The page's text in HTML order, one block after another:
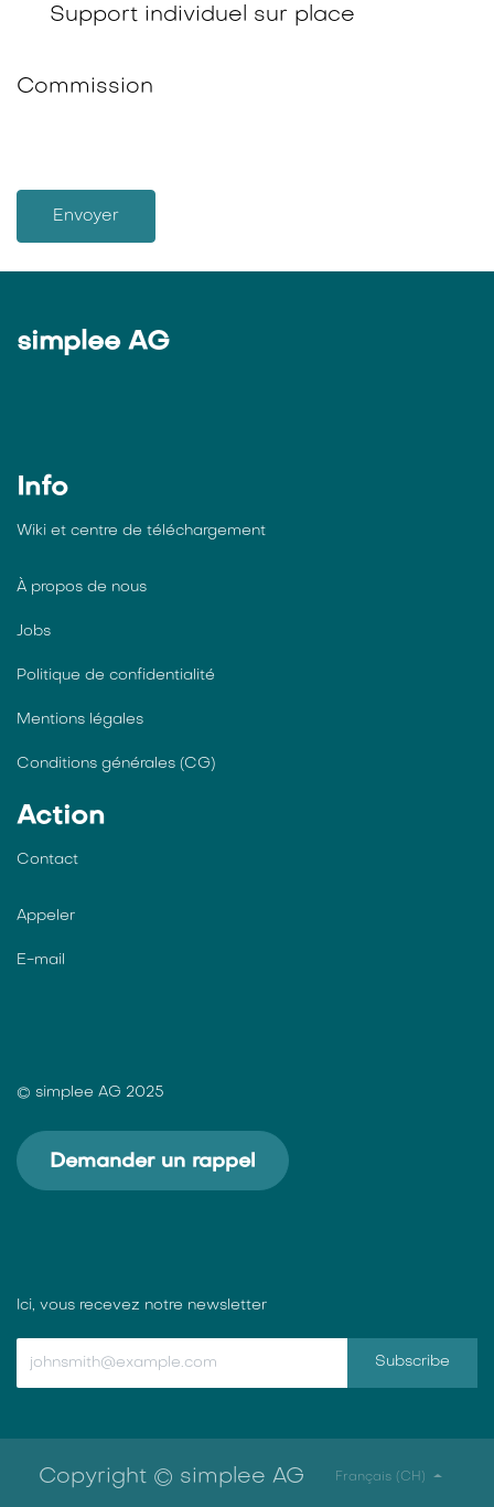
Support individuel sur place
Commission
Envoyer
simplee AG
Info
Wiki et centre de téléchargement
À propos de nous
Jobs
Politique de confidentialité
Mentions légales
Conditions générales (CG)
Action
Contact
Appeler
E-mail
© simplee AG 2025
Demander un rappel
Ici, vous recevez notre newsletter
Subscribe
Copyright © simplee AG Français (CH)